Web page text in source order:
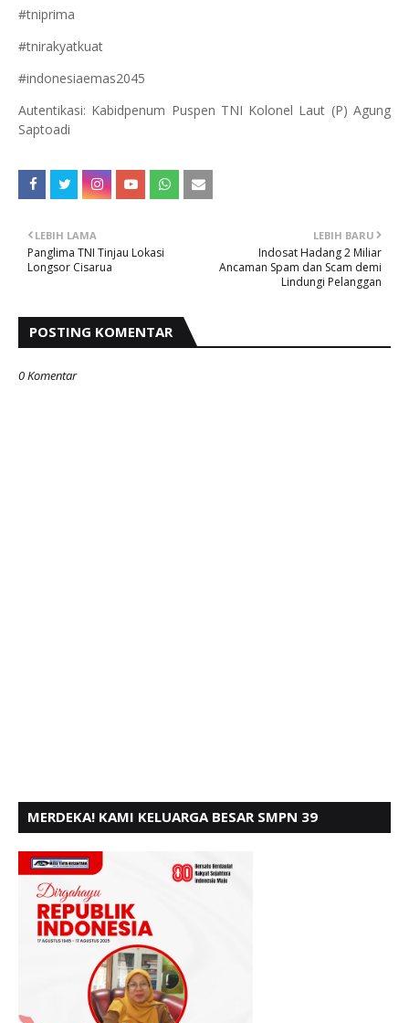
#tniprima
#tnirakyatkuat
#indonesiaemas2045
Autentikasi: Kabidpenum Puspen TNI Kolonel Laut (P) Agung
Saptoadi
LEBIH BARU
Indosat Hadang 2 Miliar
Ancaman Spam dan Scam demi
Lindungi Pelanggan
LEBIH LAMA
Panglima TNI Tinjau Lokasi
Longsor Cisarua
POSTING KOMENTAR
0 Komentar
MERDEKA! KAMI KELUARGA BESAR SMPN 39